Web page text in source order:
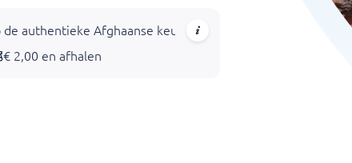
authentieke Afghaanse keuken. Ons vernieuwde menu
€ 2,00 en afhalen